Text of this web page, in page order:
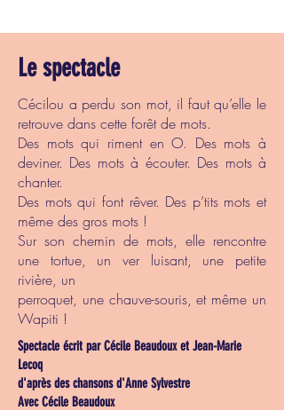
Le spectacle
Cécilou a perdu son mot, il faut qu’elle le
retrouve dans cette forêt de mots.
Des mots qui riment en O. Des mots à
deviner. Des mots à écouter. Des mots à
chanter.
Des mots qui font rêver. Des p’tits mots et
même des gros mots !
Sur son chemin de mots, elle rencontre
une tortue, un ver luisant, une petite
rivière, un
perroquet, une chauve-souris, et même un
Wapiti !
Spectacle écrit par Cécile Beaudoux et Jean-Marie
Lecoq
d'après des chansons d'Anne Sylvestre
Avec Cécile Beaudoux